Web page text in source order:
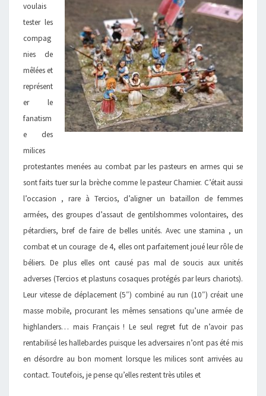
voulais
tester les
compag
nies de
mêlées et
représent
er le
fanatism
e des
milices
protestantes menées au combat par les pasteurs en armes qui se
sont faits tuer sur la brèche comme le pasteur Chamier. C’était aussi
l’occasion , rare à Tercios, d’aligner un bataillon de femmes
armées, des groupes d’assaut de gentilshommes volontaires, des
pétardiers, bref de faire de belles unités. Avec une stamina , un
combat et un courage de 4, elles ont parfaitement joué leur rôle de
béliers. De plus elles ont causé pas mal de soucis aux unités
adverses (Tercios et plastuns cosaques protégés par leurs chariots).
Leur vitesse de déplacement (5″) combiné au run (10″) créait une
masse mobile, procurant les mêmes sensations qu’une armée de
highlanders… mais Français ! Le seul regret fut de n’avoir pas
rentabilisé les hallebardes puisque les adversaires n’ont pas été mis
en désordre au bon moment lorsque les milices sont arrivées au
contact. Toutefois, je pense qu’elles restent très utiles et